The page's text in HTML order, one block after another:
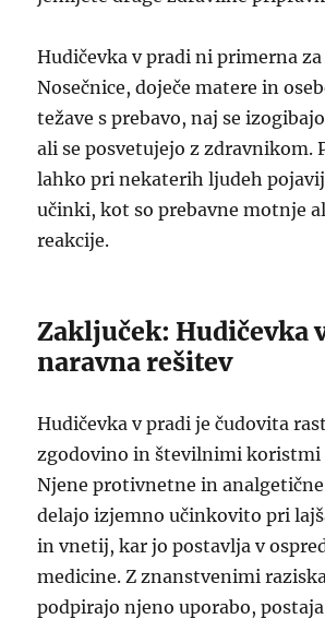
Hudičevka v pradi ni primerna za
Nosečnice, doječe matere in
težave s prebavo, naj se
ali se posvetujejo z zdravnikom.
lahko pri nekaterih ljudeh
učinki, kot so prebavne motnje
reakcije.
Zaključek: Hudičevka
naravna rešitev
Hudičevka v pradi je čudovita
zgodovino in številnimi koristmi
Njene protivnetne in
delajo izjemno učinkovito pri
in vnetij, kar jo postavlja v
medicine. Z znanstvenimi
podpirajo njeno uporabo,